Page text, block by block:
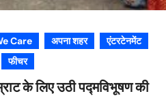
Care अपना शहर
एंटरटेनमेंट
फीचर
के लिए उठी पद्मविभूषण की